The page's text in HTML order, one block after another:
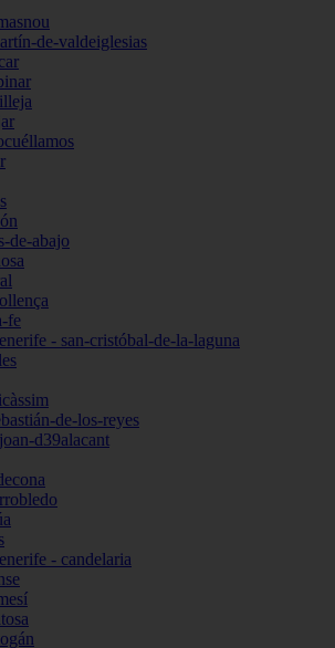
de-valdeiglesias
de-abajo
fe
- san-cristóbal-de-la-laguna
de-los-reyes
d39alacant
- candelaria